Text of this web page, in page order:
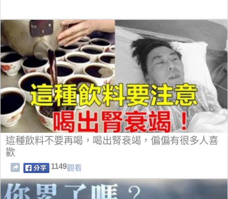
這種飲料不要再喝，喝出腎衰竭，偏偏有很多人喜
歡
1149觀看